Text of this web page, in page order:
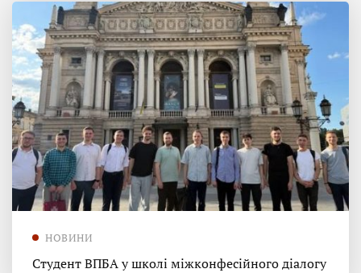
НОВИНИ
Студент ВПБА у школі міжконфесійного діалогу